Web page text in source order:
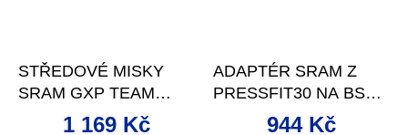
STŘEDOVÉ MISKY
SRAM GXP TEAM
PRESSFIT ROAD BB86
1 169 Kč
ADAPTÉR SRAM Z
PRESSFIT30 NA BSA
68-73 MM944 Kč